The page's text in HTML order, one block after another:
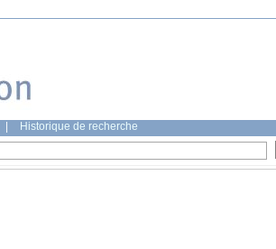
Historique de recherche